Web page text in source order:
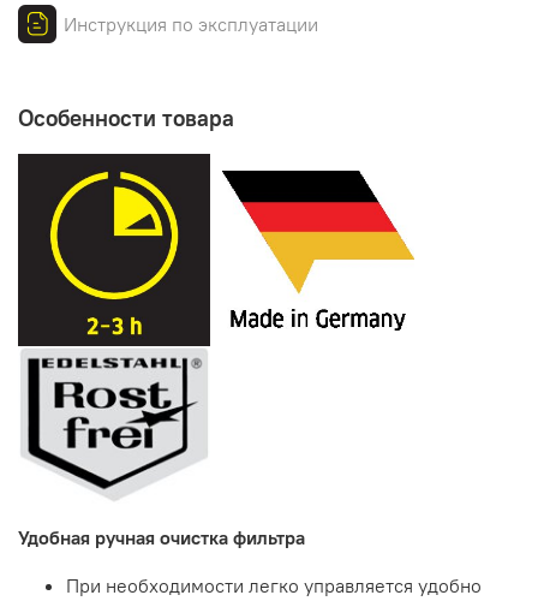
Инструкция по эксплуатации
Особенности товара
Удобная ручная очистка фильтра
При необходимости легко управляется удобно